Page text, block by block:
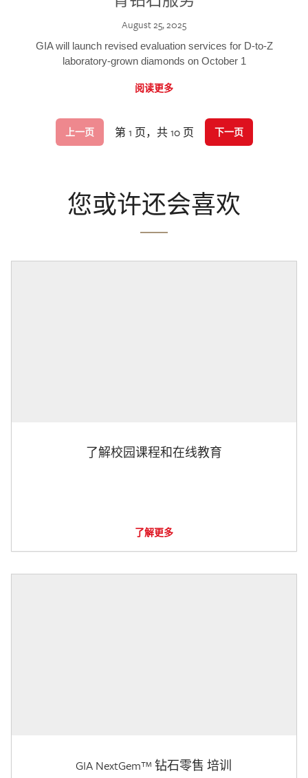
August 25, 2025
GIA will launch revised evaluation services for D-to-Z
laboratory-grown diamonds on October 1
阅读更多
上一页 第 1 页，共 10 页 下一页
您或许还会喜欢
了解校园课程和在线教育
了解更多
GIA NextGem™ 钻石零售 培训